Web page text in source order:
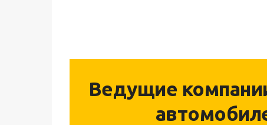
Ведущие